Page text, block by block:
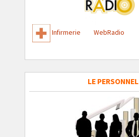
Infirmerie WebRadio
LE PERSONNEL